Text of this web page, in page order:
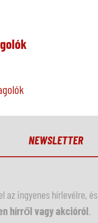
NEWSLETTER
az ingyenes hírlevélre, és
hírről vagy akcióról